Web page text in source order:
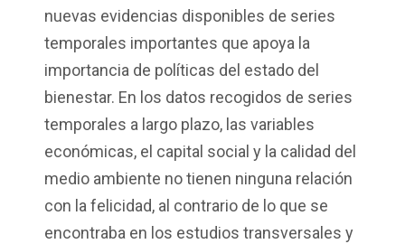
nuevas evidencias disponibles de series
temporales importantes que apoya la
importancia de políticas del estado del
bienestar. En los datos recogidos de series
temporales a largo plazo, las variables
económicas, el capital social y la calidad del
medio ambiente no tienen ninguna relación
con la felicidad, al contrario de lo que se
encontraba en los estudios transversales y